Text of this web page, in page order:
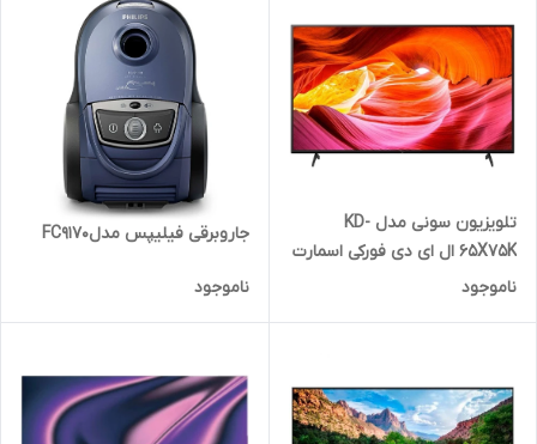
تلویزیون سونی مدل KD-
65X75K ال ای دی فورکی اسمارت
هوشمند
ناموجود
جاروبرقی فیلیپس مدلFC9170
ناموجود